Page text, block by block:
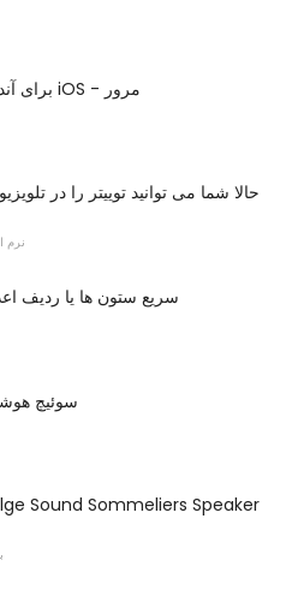
BBM برای آندروید و iOS - مرور
حالا شما می توانید توییتر را در
نرم
سریع ستون ها یا ردیف
سوئیچ